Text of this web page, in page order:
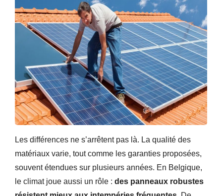
Les différences ne s’arrêtent pas là. La qualité des
matériaux varie, tout comme les garanties proposées,
souvent étendues sur plusieurs années. En Belgique,
le climat joue aussi un rôle : des panneaux robustes